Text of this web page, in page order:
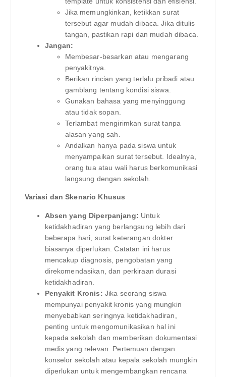
Jika memungkinkan, ketikkan surat
tersebut agar mudah dibaca. Jika ditulis
tangan, pastikan rapi dan mudah dibaca.
Jangan:
Membesar-besarkan atau mengarang
penyakitnya.
Berikan rincian yang terlalu pribadi atau
gamblang tentang kondisi siswa.
Gunakan bahasa yang menyinggung
atau tidak sopan.
Terlambat mengirimkan surat tanpa
alasan yang sah.
Andalkan hanya pada siswa untuk
menyampaikan surat tersebut. Idealnya,
orang tua atau wali harus berkomunikasi
langsung dengan sekolah.
Variasi dan Skenario Khusus
Absen yang Diperpanjang: Untuk
ketidakhadiran yang berlangsung lebih dari
beberapa hari, surat keterangan dokter
biasanya diperlukan. Catatan ini harus
mencakup diagnosis, pengobatan yang
direkomendasikan, dan perkiraan durasi
ketidakhadiran.
Penyakit Kronis: Jika seorang siswa
mempunyai penyakit kronis yang mungkin
menyebabkan seringnya ketidakhadiran,
penting untuk mengomunikasikan hal ini
kepada sekolah dan memberikan dokumentasi
medis yang relevan. Pertemuan dengan
konselor sekolah atau kepala sekolah mungkin
diperlukan untuk mengembangkan rencana